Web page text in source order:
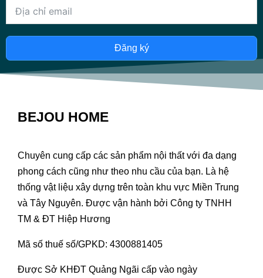
Đăng ký
BEJOU HOME
Chuyên cung cấp các sản phẩm nội thất với đa dạng
phong cách cũng như theo nhu cầu của bạn. Là hệ
thống vật liệu xây dựng trên toàn khu vực Miền Trung
và Tây Nguyên. Được vận hành bởi Công ty TNHH
TM & ĐT Hiệp Hương
Mã số thuế số/GPKD: 4300881405
Được Sở KHĐT Quảng Ngãi cấp vào ngày